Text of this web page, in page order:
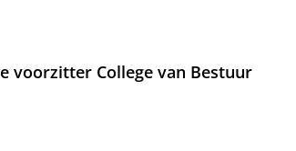
voorzitter College van Bestuur